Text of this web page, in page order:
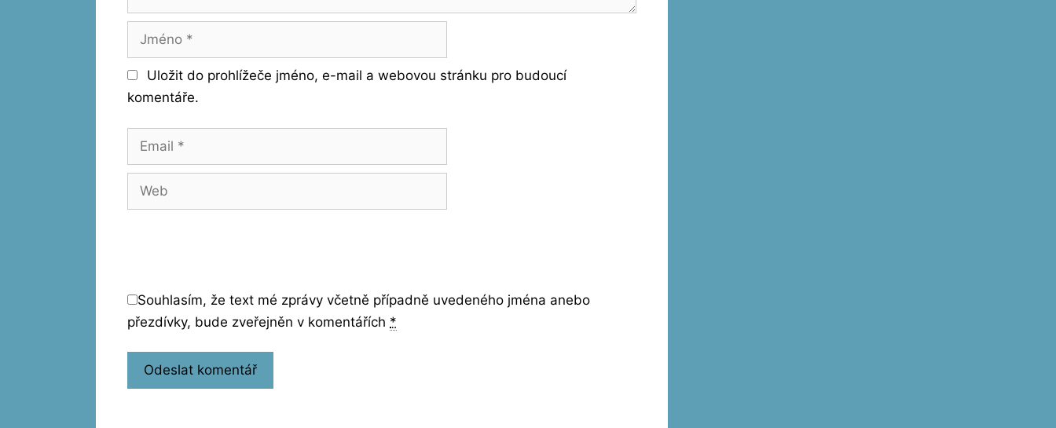
Jméno
Uložit do prohlížeče jméno, e-mail a webovou stránku pro budoucí
komentáře.
Email
Web
Souhlasím, že text mé zprávy včetně případně uvedeného jména anebo
přezdívky, bude zveřejněn v komentářích *